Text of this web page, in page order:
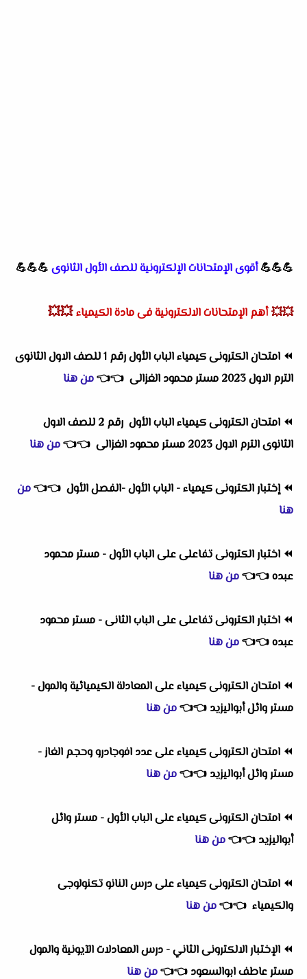
💪💪💪أقوى الإمتحانات الإلكترونية للصف الأول الثانوى 💪💪💪
💥💥 أهم الإمتحانات الالكترونية فى مادة الكيمياء 💥💥
⏪
امتحان الكترونى كيمياء الباب الأول رقم 1 للصف الاول الثانوى
الترم الاول 2023 مستر محمود الغزالى
👈
👈من هنا
⏪
امتحان الكترونى كيمياء الباب الأول رقم 2 للصف الاول
الثانوى الترم الاول 2023 مستر محمود الغزالى
👈
👈من هنا
⏪إختبار الكترونى كيمياء - الباب الأول -الفصل الأول 👈
👈من
هنا
⏪ اختبار الكترونى تفاعلى على الباب الأول - مستر محمود
عبده👈
👈من هنا
⏪ اختبار الكترونى تفاعلى على الباب الثانى - مستر محمود
عبده👈
👈من هنا
⏪ امتحان الكترونى كيمياء على المعادلة الكيميائية والمول -
مستر وائل أبواليزيد 👈
👈من هنا
⏪ امتحان الكترونى كيمياء على عدد افوجادرو وحجم الغاز -
مستر وائل أبواليزيد 👈
👈من هنا
⏪ امتحان الكترونى كيمياء على الباب الأول - مستر وائل
أبواليزيد 👈
👈من هنا
⏪ امتحان الكترونى كيمياء على درس النانو تكنولوجى
والكيمياء 👈
👈من هنا
⏪ الإختبار الالكترونى الثاني - درس المعادلات الآيونية والمول
مستر عاطف ابوالسعود 👈
👈من هنا